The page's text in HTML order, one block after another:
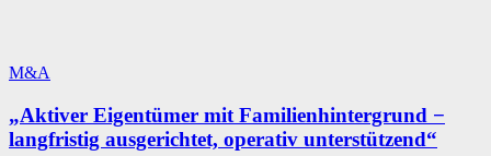
M&A
„Aktiver Eigentümer mit Familienhintergrund −
langfristig ausgerichtet, operativ unterstützend“